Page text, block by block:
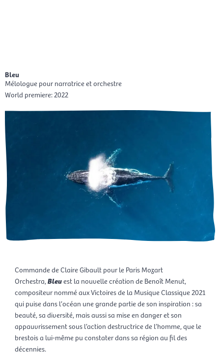
Bleu
Mélologue pour narratrice et orchestre
World premiere:2022
Commande de Claire Gibault pour le Paris Mozart
Orchestra,Bleuest la nouvelle création de Benoît Menut,
compositeur nommé aux Victoires de la Musique Classique 2021
qui puise dans l’océan une grande partie de son inspiration : sa
beauté, sa diversité, mais aussi sa mise en danger et son
appauvrissement sous l’action destructrice de l’homme, que le
brestois a lui-même pu constater dans sa région au fil des
décennies.